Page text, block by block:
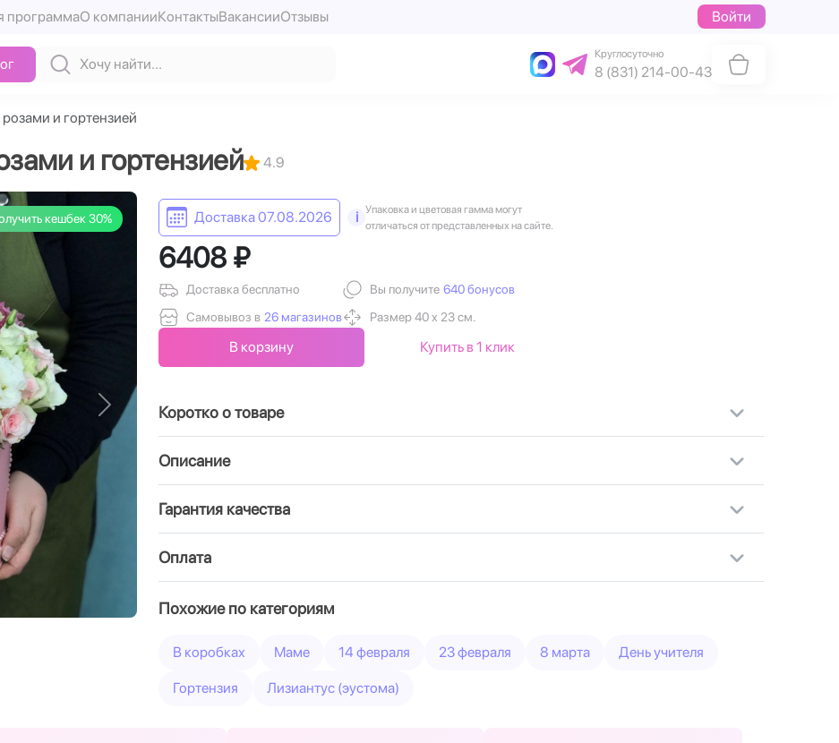
программаО компанииКонтактыВакансииОтзывы Войти
Круглосуточно
8 (831) 214-00-43
розами и гортензией
и гортензией 4.9
кешбек 30%
Вперед
Доставка 07.08.2026 i
Упаковка и цветовая гамма могут
отличаться от представленных на сайте.
6408 ₽
Доставка бесплатно
Самовывоз в 26 магазинов
Вы получите 640 бонусов
Размер 40 х 23 см.
В корзину Купить в 1 клик
Коротко о товаре
Описание
Гарантия качества
Оплата
Похожие по категориям
В коробках Маме 14 февраля 23 февраля 8 марта День учителя
Гортензия Лизиантус (эустома)